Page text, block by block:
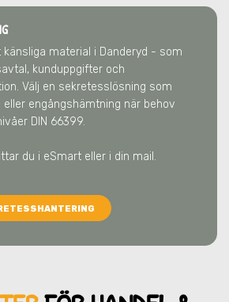
material i Danderyd - som
kunduppgifter och
Välj en sekretesslösning som
engångshämtning när behov
DIN 66399.
du i eSmart eller i din mail.